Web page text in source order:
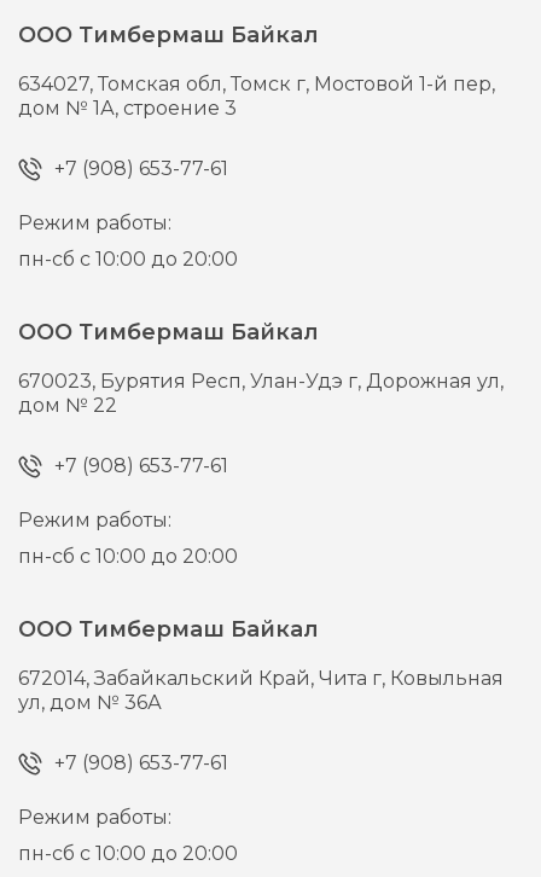
ООО Тимбермаш Байкал
634027,Томская обл, Томск г, Мостовой 1-й пер,
дом № 1А, строение 3
+7 (908) 653-77-61
Режим работы:
пн-сб с 10:00 до 20:00
ООО Тимбермаш Байкал
670023, Бурятия Респ, Улан-Удэ г,Дорожная ул,
дом № 22
+7 (908) 653-77-61
Режим работы:
пн-сб с 10:00 до 20:00
ООО Тимбермаш Байкал
672014,Забайкальский Край, Чита г, Ковыльная
ул, дом № 36А
+7 (908) 653-77-61
Режим работы:
пн-сб с 10:00 до 20:00